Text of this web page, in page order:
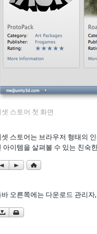
셋 스토어 첫 화면
셋 스토어는 브라우저 형태의
아이템을 살펴볼 수 있는 친숙
바 오른쪽에는 다운로드 관리